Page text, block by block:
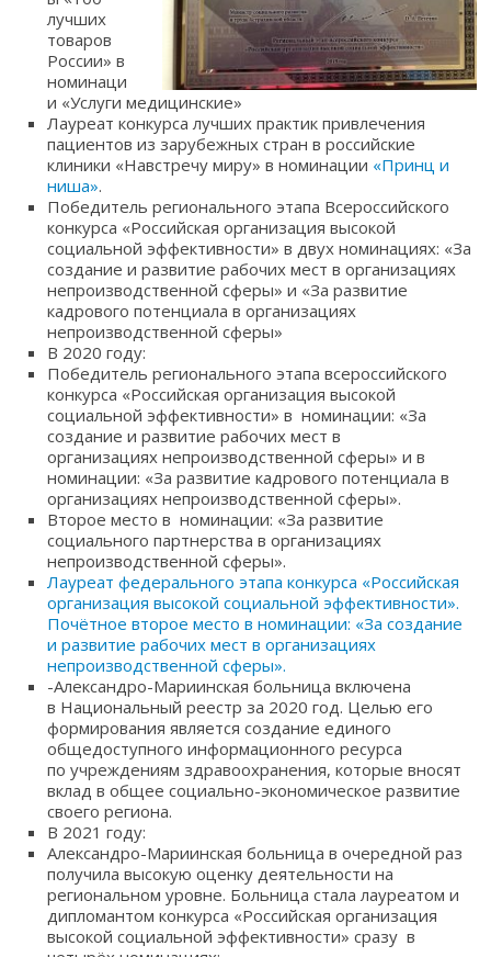
лучших
товаров
России» в
номинаци
и «Услуги медицинские»
Лауреат конкурса лучших практик привлечения
пациентов из зарубежных стран в российские
клиники «Навстречу миру» в номинации «Принц и
ниша».
Победитель регионального этапа Всероссийского
конкурса «Российская организация высокой
социальной эффективности» в двух номинациях: «За
создание и развитие рабочих мест в организациях
непроизводственной сферы» и «За развитие
кадрового потенциала в организациях
непроизводственной сферы»
В 2020 году:
Победитель регионального этапа всероссийского
конкурса «Российская организация высокой
социальной эффективности» в номинации: «За
создание и развитие рабочих мест в
организациях непроизводственной сферы» и в
номинации: «За развитие кадрового потенциала в
организациях непроизводственной сферы».
Второе место в номинации: «За развитие
социального партнерства в организациях
непроизводственной сферы».
Лауреат федерального этапа конкурса «Российская
организация высокой социальной эффективности».
Почётное второе место в номинации: «За создание
и развитие рабочих мест в организациях
непроизводственной сферы».
-Александро-Мариинская больница включена
в Национальный реестр за 2020 год. Целью его
формирования является создание единого
общедоступного информационного ресурса
по учреждениям здравоохранения, которые вносят
вклад в общее социально-экономическое развитие
своего региона.
В 2021 году:
Александро-Мариинская больница в очередной раз
получила высокую оценку деятельности на
региональном уровне. Больница стала лауреатом и
дипломантом конкурса «Российская организация
высокой социальной эффективности» сразу в